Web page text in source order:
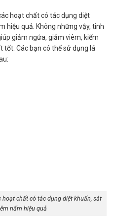
hoạt chất có tác dụng diệt
hiệu quả. Không những vậy, tinh
giảm ngứa, giảm viêm, kiểm
Các bạn có thể sử dụng lá
chất có tác dụng diệt khuẩn, sát
nấm hiệu quả